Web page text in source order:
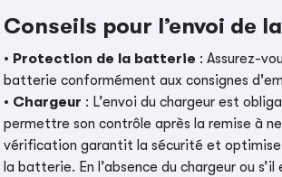
Conseils pour l’envoi de
• Protection de la batterie : Assurez-
batterie conformément aux consignes
• Chargeur : L’envoi du chargeur est
permettre son contrôle après la remise à
vérification garantit la sécurité et optimise
la batterie. En l’absence du chargeur ou